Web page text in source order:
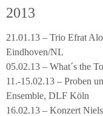
2013
21.01.13 – Trio Efrat
Eindhoven/NL
05.02.13 – What´s the
11.-15.02.13 – Proben
Ensemble, DLF Köln
16.02.13 – Konzert